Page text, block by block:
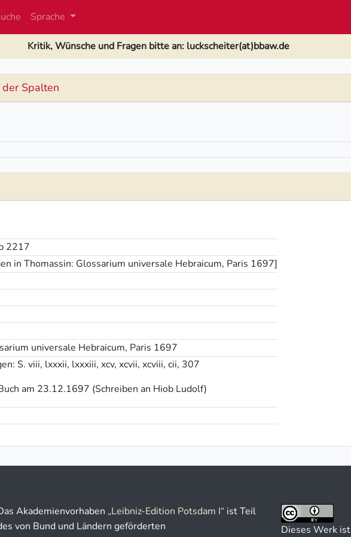
Sprache
Kritik, Wünsche und Fragen bitte an: luckscheiter(at)bbaw.de
Spalten
2217
in Thomassin: Glossarium universale Hebraicum, Paris 1697]
universale Hebraicum, Paris 1697
S. viii, lxxxii, lxxxiii, xcv, xcvii, xcviii, cii, 307
am 23.12.1697 (Schreiben an Hiob Ludolf)
Akademienvorhaben „Leibniz-Edition Potsdam I“ ist Teil
von Bund und Ländern geförderten
Dieses Werk ist